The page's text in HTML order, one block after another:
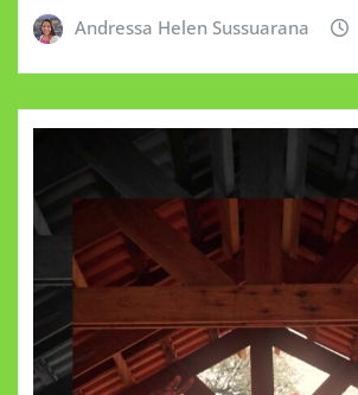
Andressa Helen Sussuarana